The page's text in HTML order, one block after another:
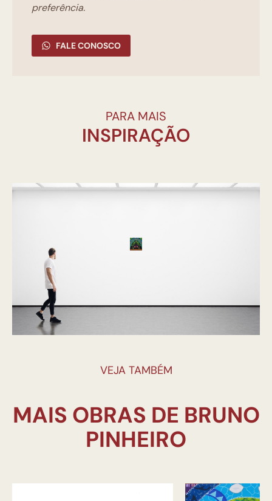
preferência.
FALE CONOSCO
PARA MAIS
INSPIRAÇÃO
VEJA TAMBÉM
MAIS OBRAS DE BRUNO